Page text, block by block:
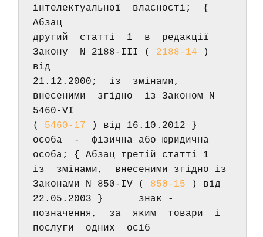
інтелектуальної  власності;  {
Абзац
другий  статті  1  в  редакції
Закону  N 2188-III ( 2188-14 )
від
21.12.2000;  із  змінами,
внесеними  згідно  із Законом N
5460-VI
( 5460-17 ) від 16.10.2012 }
особа  -  фізична або юридична
особа; { Абзац третій статті 1
із  змінами,  внесеними згідно із
Законами N 850-IV ( 850-15 ) від
22.05.2003 }      знак -
позначення,  за  яким  товари  і
послуги  одних  осіб